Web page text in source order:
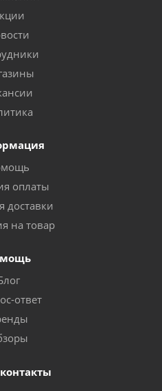
оплаты
доставки
на товар
ответ